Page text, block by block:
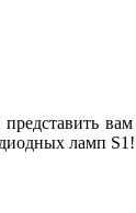
ламп S1!